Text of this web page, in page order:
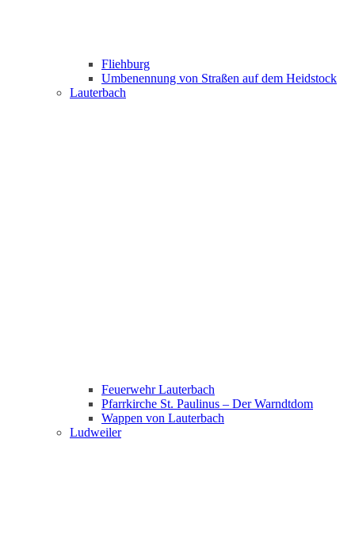
Fliehburg
Umbenennung von Straßen auf dem Heidstock
Lauterbach
Feuerwehr Lauterbach
Pfarrkirche St. Paulinus – Der Warndtdom
Wappen von Lauterbach
Ludweiler